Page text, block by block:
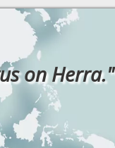
on Herra."